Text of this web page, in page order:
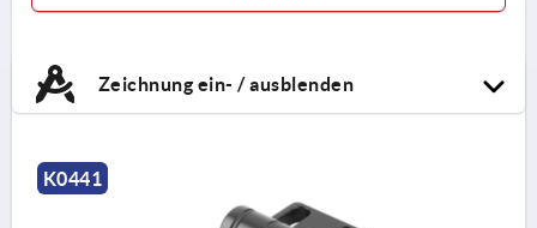
Zeichnung ein- / ausblenden
K0441